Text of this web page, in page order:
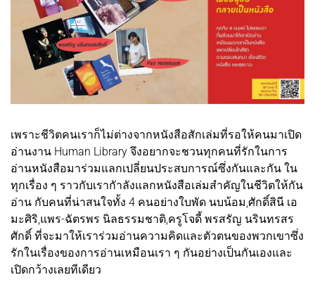
เพราะชีวิตคนเราก็ไม่ต่างจากหนังสือสักเล่มที่รอให้คนมาเปิด
อ่านงาน Human Library จึงอยากจะชวนทุกคนที่รักในการ
อ่านหนังสือมาร่วมแลกเปลี่ยนประสบการณ์ซึ่งกันและกัน ใน
ทุกเรื่อง ๆ ราวกับเรากัาลังแลกหนังสือเล่มสําคัญในชีวิตให้กัน
อ่าน กับคนที่น่าสนใจทั้ง 4 คนอย่างใบพัด นบน้อม,ศักดิ์สินี เอ
มะศิริ,แพร-ฉัตรพร นิลธรรมชาติ,ครูโจดี้ พรสรัญ นรินทรสร
ศักดิ์ ที่จะมาให้เราร่วมอ่านความคิดและตัวตนของพวกเขาซึ่ง
รักในเรื่องของการอ่านเหมือนเรา ๆ กันอย่างเป็นกันเองและ
เปิดกว้างเลยทีเดียว